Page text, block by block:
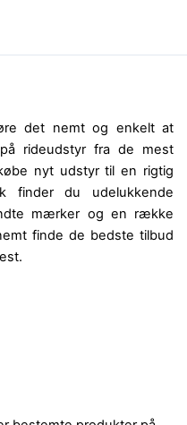
det nemt og enkelt at
rideudstyr fra de mest
nyt udstyr til en rigtig
finder du udelukkende
mærker og en række
finde de bedste tilbud